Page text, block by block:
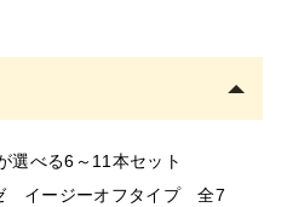
側面に触れないようにして
れることをおすすめしま
と、悪化する恐れがありま
選べる6～11本セット
イージーオフタイプ 全7